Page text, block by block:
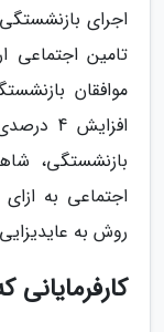
اجرای
تامین اجتماعی
موافقان
بازنشستگی،
اجتماعی به
روش به
کارفرمایانی